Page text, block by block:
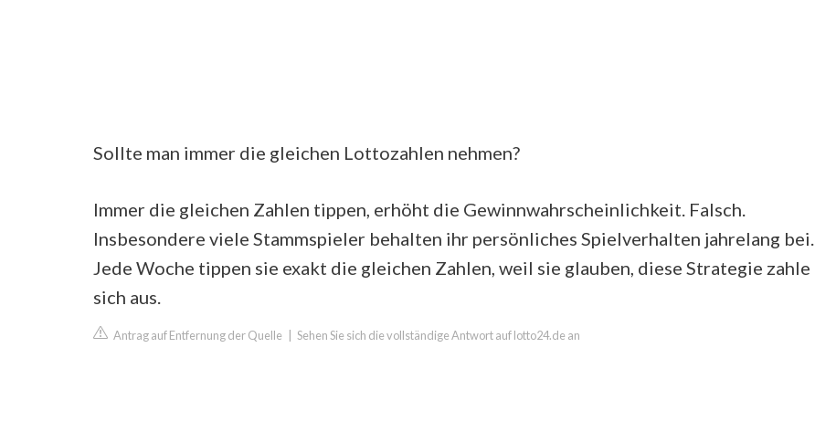
Sollte man immer die gleichen Lottozahlen nehmen?
Immer die gleichen Zahlen tippen, erhöht die Gewinnwahrscheinlichkeit. Falsch.
Insbesondere viele Stammspieler behalten ihr persönliches Spielverhalten jahrelang bei.
Jede Woche tippen sie exakt die gleichen Zahlen, weil sie glauben, diese Strategie zahle
sich aus.
Antrag auf Entfernung der Quelle Sehen Sie sich die vollständige Antwort auf lotto24.de an